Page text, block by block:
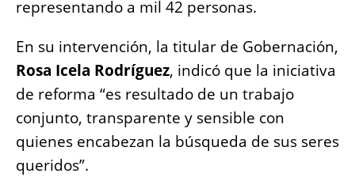
representando a mil 42 personas.
En su intervención, la titular de Gobernación,
Rosa Icela Rodríguez, indicó que la iniciativa
de reforma “es resultado de un trabajo
conjunto, transparente y sensible con
quienes encabezan la búsqueda de sus seres
queridos”.